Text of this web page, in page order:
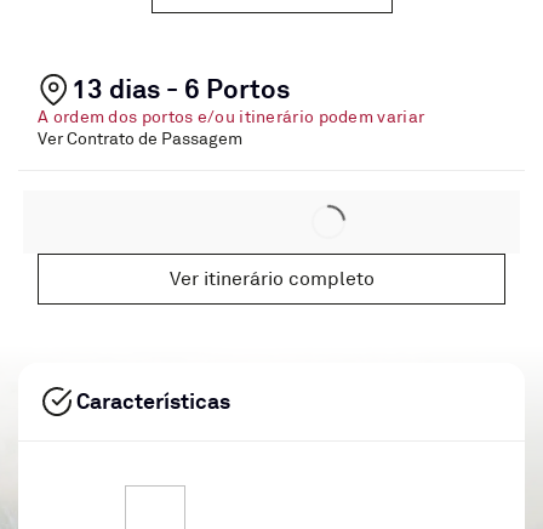
13 dias - 6 Portos
A ordem dos portos e/ou itinerário podem variar
Ver Contrato de Passagem
Ver itinerário completo
Características